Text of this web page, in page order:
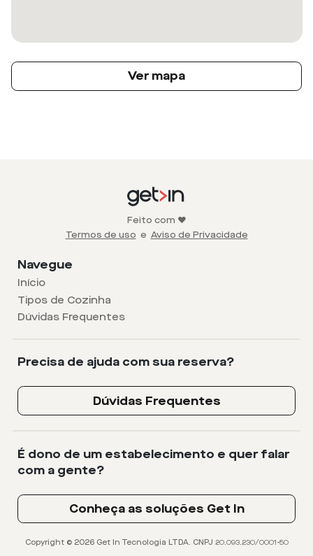
Ver mapa
Feito com ❤️
Termos de uso e Aviso de Privacidade
Navegue
Início
Tipos de Cozinha
Dúvidas Frequentes
Precisa de ajuda com sua reserva?
Dúvidas Frequentes
É dono de um estabelecimento e quer falar
com a gente?
Conheça as soluções Get In
Copyright © 2026 Get In Tecnologia LTDA. CNPJ 20.093.230/0001-50